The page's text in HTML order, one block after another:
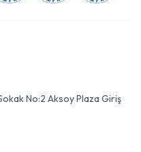
No:2 Aksoy Plaza Giriş